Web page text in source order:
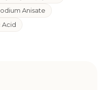
Anisate
Acid